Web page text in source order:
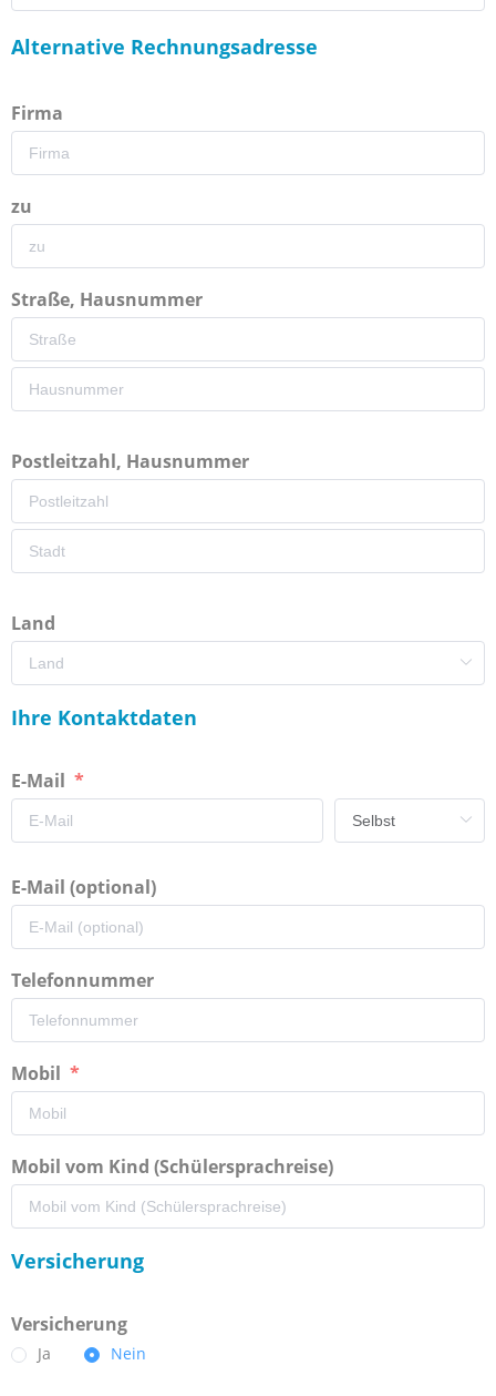
Alternative Rechnungsadresse
Firma
zu
Straße, Hausnummer
Postleitzahl, Hausnummer
Land
Ihre Kontaktdaten
E-Mail
E-Mail (optional)
Telefonnummer
Mobil
Mobil vom Kind (Schülersprachreise)
Versicherung
Versicherung
Ja Nein